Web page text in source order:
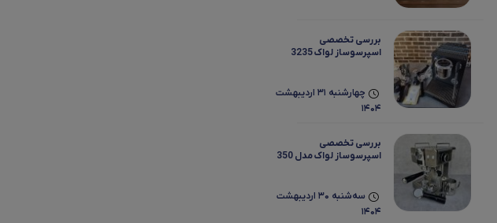
بررسی تخصصی
اسپرسوساز لواک 3235
چهارشنبه 31 اردیبهشت
1404
بررسی تخصصی
اسپرسوساز لواک مدل 350
سه‌شنبه 30 اردیبهشت
1404